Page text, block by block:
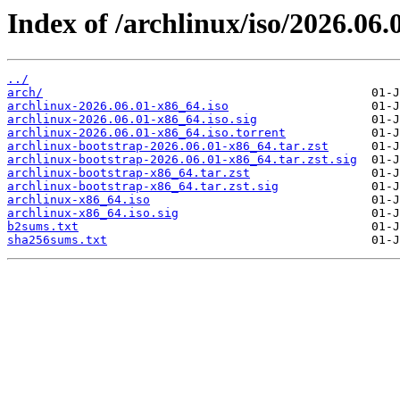
Index of /archlinux/iso/
../
arch/
archlinux-2026.06.01-x86_64.iso
archlinux-2026.06.01-x86_64.iso.sig
archlinux-2026.06.01-x86_64.iso.torrent
archlinux-bootstrap-2026.06.01-x86_64.tar.zst
archlinux-bootstrap-2026.06.01-x86_64.tar.zst.sig
archlinux-bootstrap-x86_64.tar.zst
archlinux-bootstrap-x86_64.tar.zst.sig
archlinux-x86_64.iso
archlinux-x86_64.iso.sig
b2sums.txt
sha256sums.txt